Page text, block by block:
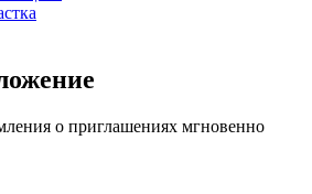
о приглашениях мгновенно